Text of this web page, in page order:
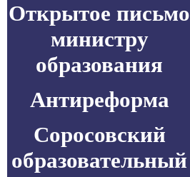
Открытое письмо
министру
образования
Антиреформа
Соросовский
образовательный